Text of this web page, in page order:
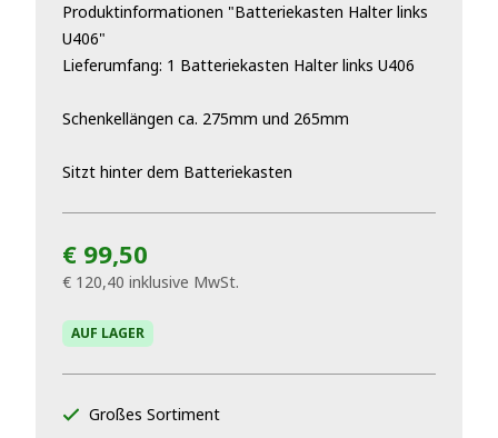
Produktinformationen "Batteriekasten Halter links
U406"
Lieferumfang: 1 Batteriekasten Halter links U406
Schenkellängen ca. 275mm und 265mm
Sitzt hinter dem Batteriekasten
€ 99,50
€ 120,40 inklusive MwSt.
AUF LAGER
Großes Sortiment